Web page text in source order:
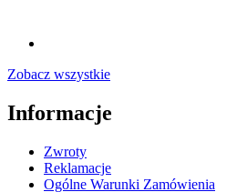
Zobacz wszystkie
Informacje
Zwroty
Reklamacje
Ogólne Warunki Zamówienia